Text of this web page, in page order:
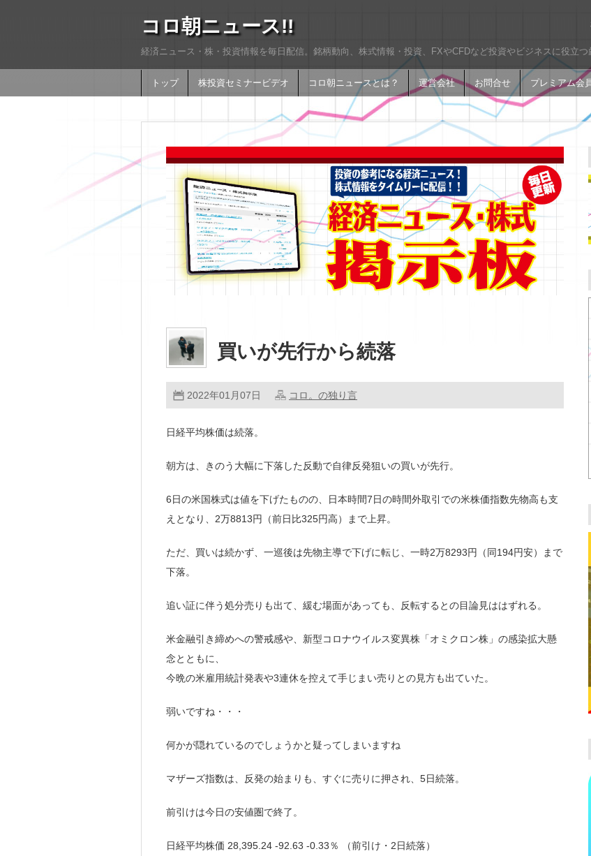
コロ朝ニュース!!
経済ニュース・株・投資情報を毎日配信。銘柄動向、株式情報・投資、FXやCFDなど投資やビジネスに役立
トップ 株投資セミナービデオ コロ朝ニュースとは？ 運営会社 お問合せ プレミアム会
買いが先行から続落
2022年01月07日 コロ。の独り言
日経平均株価は続落。
朝方は、きのう大幅に下落した反動で自律反発狙いの買いが先行。
6日の米国株式は値を下げたものの、日本時間7日の時間外取引での米株価指数先物高も支
えとなり、2万8813円（前日比325円高）まで上昇。
ただ、買いは続かず、一巡後は先物主導で下げに転じ、一時2万8293円（同194円安）まで
下落。
追い証に伴う処分売りも出て、緩む場面があっても、反転するとの目論見ははずれる。
米金融引き締めへの警戒感や、新型コロナウイルス変異株「オミクロン株」の感染拡大懸
念とともに、
今晩の米雇用統計発表や3連休を控えて手じまい売りとの見方も出ていた。
弱いですね・・・
何かが隠れているのでしょうかと疑ってしまいますね
マザーズ指数は、反発の始まりも、すぐに売りに押され、5日続落。
前引けは今日の安値圏で終了。
日経平均株価 28,395.24 -92.63 -0.33％ （前引け・2日続落）